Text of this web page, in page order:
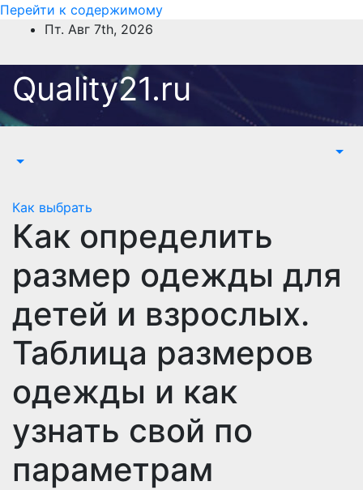
Перейти к содержимому
Пт. Авг 7th, 2026
Quality21.ru
Как выбрать
Как определить
размер одежды для
детей и взрослых.
Таблица размеров
одежды и как
узнать свой по
параметрам